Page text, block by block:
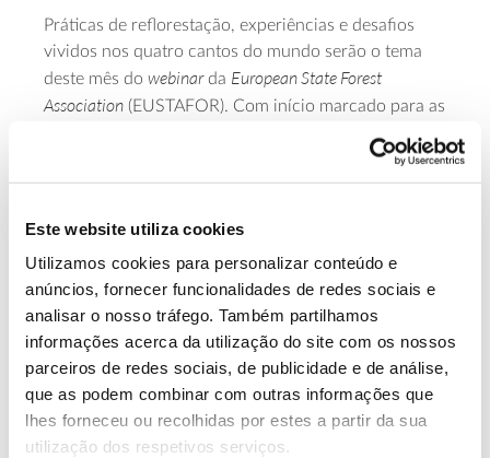
Este website utiliza cookies
Utilizamos cookies para personalizar conteúdo e
anúncios, fornecer funcionalidades de redes sociais e
analisar o nosso tráfego. Também partilhamos
informações acerca da utilização do site com os nossos
parceiros de redes sociais, de publicidade e de análise,
que as podem combinar com outras informações que
lhes forneceu ou recolhidas por estes a partir da sua
utilização dos respetivos serviços.
Práticas de reflorestação, experiências e desafios
vividos nos quatro cantos do mundo serão o tema
deste mês do webinarda European State Forest
Association (EUSTAFOR). Com início marcado para as
ONG, legisladores e outros interessados a partilhar a
sua perspetiva acerca da plantação de árvores.
liderará esta conversa. Inscreva-se através
formulário.
Saiba mais sobre este webinar.
13.07.2026
Genoma do priolo e de outras espécies em risco: